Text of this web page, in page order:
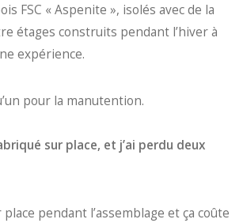
FSC « Aspenite », isolés avec de la
étages construits pendant l’hiver à
expérience.
pour la manutention.
sur place, et j’ai perdu deux
pendant l’assemblage et ça coûte